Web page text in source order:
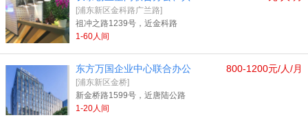
[浦东新区金科路广兰路]
祖冲之路1239号，近金科路
1-60人间
800-1200元/人/月
东方万国企业中心联合办公
[浦东新区金桥]
新金桥路1599号，近唐陆公路
1-20人间